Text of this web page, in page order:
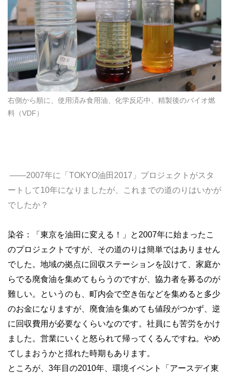
右側から順に、使用済み食用油、化学反応中、精製後のバイオ燃
料（VDF）
――2007年に「TOKYO油田2017」 プロジェクトがスタ
ートして10年になりましたが、
これまでの道のりはいかが
でしたか？
染谷：「東京を油田に変える！」と2007年に始まったこ
のプロジェクトですが、その道のりは簡単ではありません
でした。地域の拠点に回収ステーションを設けて、家庭か
らでる廃食油を集めてもらうのですが、協力者を募るのが
難しい。というのも、町内会で空き缶などを集めると多少
のお金になりますが、廃食油を集めても値段がつかず、逆
に回収費用が必要なくらいなのです。社員にも苦労をかけ
ました。営業にいくと怒られて帰ってくるんですね。やめ
てしまおうかと揺れた時期もあります。
ところが、3年目の2010年、環境イベント「アースデイ東